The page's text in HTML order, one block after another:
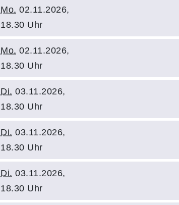
Mo. 02.11.2026,
18.30 Uhr
Mo. 02.11.2026,
18.30 Uhr
Di. 03.11.2026,
18.30 Uhr
Di. 03.11.2026,
18.30 Uhr
Di. 03.11.2026,
18.30 Uhr